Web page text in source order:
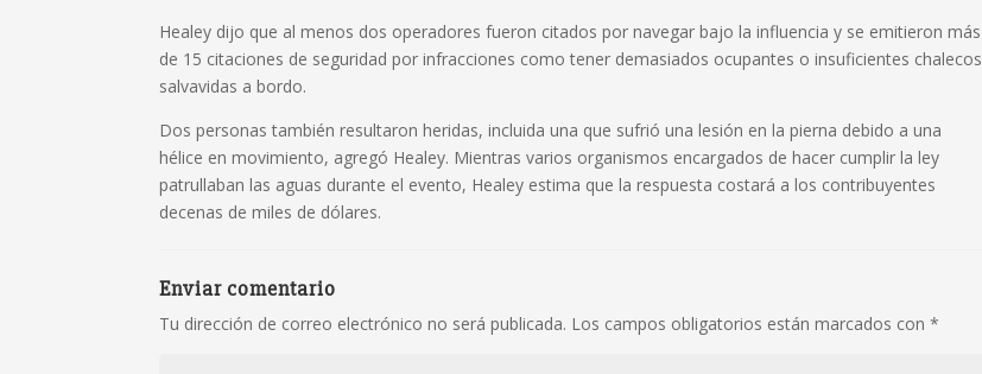
Healey dijo que al menos dos operadores fueron citados por navegar bajo la influencia y se emitieron más
de 15 citaciones de seguridad por infracciones como tener demasiados ocupantes o insuficientes chalecos
salvavidas a bordo.
Dos personas también resultaron heridas, incluida una que sufrió una lesión en la pierna debido a una
hélice en movimiento, agregó Healey. Mientras varios organismos encargados de hacer cumplir la ley
patrullaban las aguas durante el evento, Healey estima que la respuesta costará a los contribuyentes
decenas de miles de dólares.
Enviar comentario
Tu dirección de correo electrónico no será publicada. Los campos obligatorios están marcados con*